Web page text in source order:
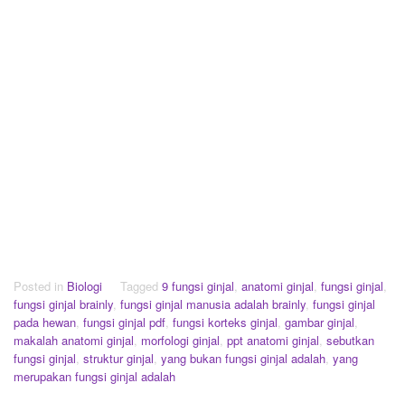
Posted in Biologi Tagged 9 fungsi ginjal, anatomi ginjal, fungsi ginjal,
fungsi ginjal brainly, fungsi ginjal manusia adalah brainly, fungsi ginjal
pada hewan, fungsi ginjal pdf, fungsi korteks ginjal, gambar ginjal,
makalah anatomi ginjal, morfologi ginjal, ppt anatomi ginjal, sebutkan
fungsi ginjal, struktur ginjal, yang bukan fungsi ginjal adalah, yang
merupakan fungsi ginjal adalah